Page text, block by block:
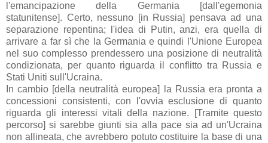
l'emancipazione della Germania [dall'egemonia
statunitense]. Certo, nessuno [in Russia] pensava ad una
separazione repentina; l'idea di Putin, anzi, era quella di
arrivare a far sì che la Germania e quindi l'Unione Europea
nel suo complesso prendessero una posizione di neutralità
condizionata, per quanto riguarda il conflitto tra Russia e
Stati Uniti sull'Ucraina.
In cambio [della neutralità europea] la Russia era pronta a
concessioni consistenti, con l'ovvia esclusione di quanto
riguarda gli interessi vitali della nazione. [Tramite questo
percorso] si sarebbe giunti sia alla pace sia ad un'Ucraina
non allineata, che avrebbero potuto costituire la base di una